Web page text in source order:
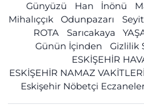
Günyüzü
Han İnönü
Mihalıççık
Odunpazarı
ROTA
Sarıcakaya
Günün İçinden
Gizlilik
ESKİŞEHİR
ESKİŞEHİR NAMAZ VAKİTLERİ
Eskişehir Nöbetçi